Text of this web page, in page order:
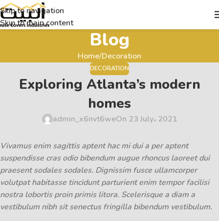
Skip to navigation
Skip to main content
Blog
Home Decoration
DECORATION
Exploring Atlanta’s modern
homes
admin_x6nvt6weOn 23 July، 2021
Vivamus enim sagittis aptent hac mi dui a per aptent
suspendisse cras odio bibendum augue rhoncus laoreet dui
praesent sodales sodales. Dignissim fusce ullamcorper
volutpat habitasse tincidunt parturient enim tempor facilisi
nostra lobortis proin primis litora. Scelerisque a diam a
vestibulum nibh sit senectus fringilla bibendum vestibulum.